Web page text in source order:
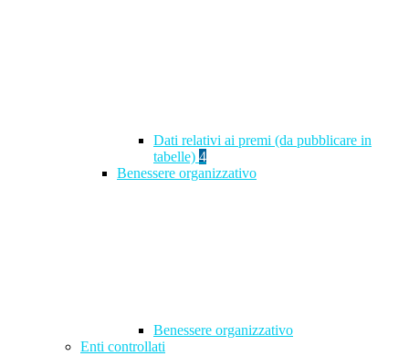
Dati relativi ai premi (da pubblicare in
tabelle) 4
Benessere organizzativo
Benessere organizzativo
Enti controllati